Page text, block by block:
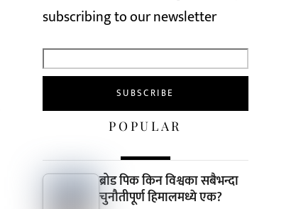
subscribing to our newsletter
POPULAR
ब्रोड पिक किन विश्वका सबैभन्दा
चुनौतीपूर्ण हिमालमध्ये एक?